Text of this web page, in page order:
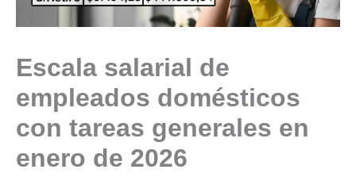
Escala salarial de
empleados domésticos
con tareas generales en
enero de 2026